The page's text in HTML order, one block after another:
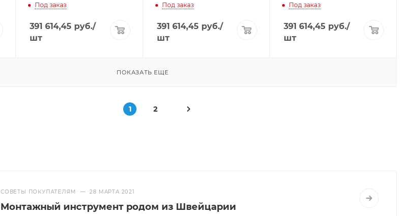
Под заказ
391 614,45 руб./
шт
Под заказ
391 614,45 руб./
шт
Под заказ
391 614,45 руб./
шт
ПОКАЗАТЬ ЕЩЕ
1 2
СОВЕТЫ ПОКУПАТЕЛЯМ — 28 МАРТА 2021
Монтажный инструмент родом из Швейцарии